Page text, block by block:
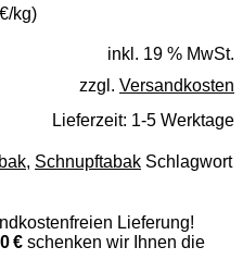
kg)
inkl. 19 % MwSt.
zzgl. Versandkosten
Lieferzeit: 1-5 Werktage
, Schnupftabak Schlagwort
Lieferung!
€ schenken wir Ihnen die